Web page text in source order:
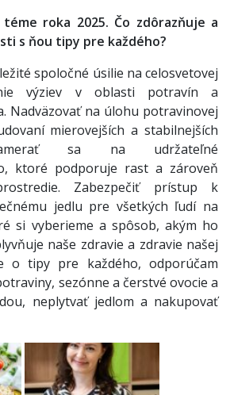
roka 2025. Čo zdôrazňuje a
s ňou tipy pre každého?
spoločné úsilie na celosvetovej
výziev v oblasti potravín a
Nadväzovať na úlohu potravinovej
mierovejších a stabilnejších
sa na udržateľné
ktoré podporuje rast a zároveň
Zabezpečiť prístup k
jedlu pre všetkých ľudí na
si vyberieme a spôsob, akým ho
naše zdravie a zdravie našej
o tipy pre každého, odporúčam
sezónne a čerstvé ovocie a
neplytvať jedlom a nakupovať